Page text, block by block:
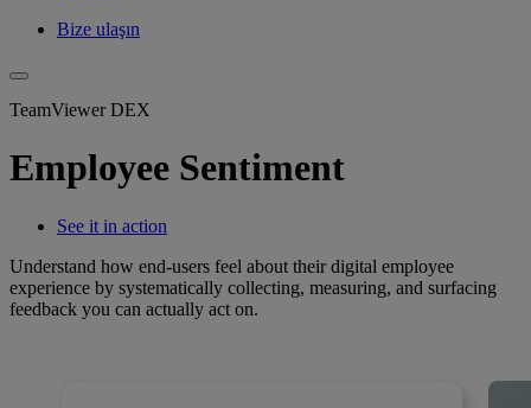
Bize ulaşın
TeamViewer DEX
Employee Sentiment
See it in action
Understand how end-users feel about their digital employee
experience by systematically collecting, measuring, and surfacing
feedback you can actually act on.